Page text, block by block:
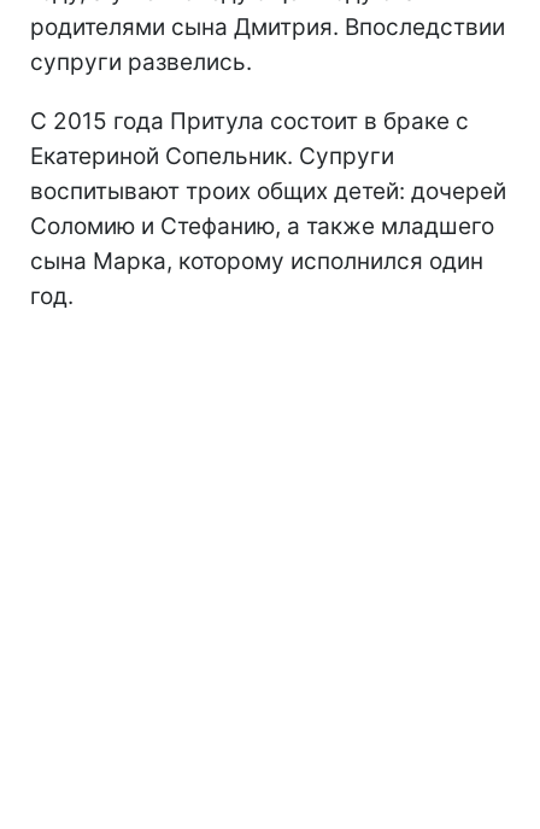
родителями сына Дмитрия. Впоследствии
супруги развелись.
С 2015 года Притула состоит в браке с
Екатериной Сопельник. Супруги
воспитывают троих общих детей: дочерей
Соломию и Стефанию, а также младшего
сына Марка, которому исполнился один
год.